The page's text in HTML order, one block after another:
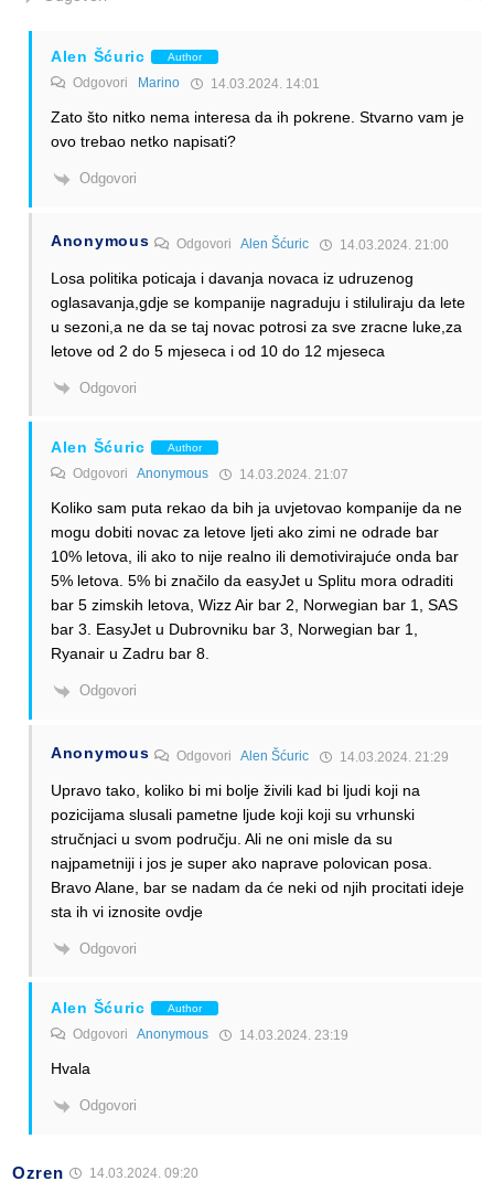
Alen Šćuric Author
Odgovori Marino 14.03.2024. 14:01
Zato što nitko nema interesa da ih pokrene. Stvarno vam je
ovo trebao netko napisati?
Odgovori
Anonymous OdgovoriAlen Šćuric 14.03.2024. 21:00
Losa politika poticaja i davanja novaca iz udruzenog
oglasavanja,gdje se kompanije nagraduju i stiluliraju da lete
u sezoni,a ne da se taj novac potrosi za sve zracne luke,za
letove od 2 do 5 mjeseca i od 10 do 12 mjeseca
Odgovori
Alen Šćuric Author
Odgovori Anonymous 14.03.2024. 21:07
Koliko sam puta rekao da bih ja uvjetovao kompanije da ne
mogu dobiti novac za letove ljeti ako zimi ne odrade bar
10% letova, ili ako to nije realno ili demotivirajuće onda bar
5% letova. 5% bi značilo da easyJet u Splitu mora odraditi
bar 5 zimskih letova, Wizz Air bar 2, Norwegian bar 1, SAS
bar 3. EasyJet u Dubrovniku bar 3, Norwegian bar 1,
Ryanair u Zadru bar 8.
Odgovori
Anonymous OdgovoriAlen Šćuric 14.03.2024. 21:29
Upravo tako, koliko bi mi bolje živili kad bi ljudi koji na
pozicijama slusali pametne ljude koji koji su vrhunski
stručnjaci u svom području. Ali ne oni misle da su
najpametniji i jos je super ako naprave polovican posa.
Bravo Alane, bar se nadam da će neki od njih procitati ideje
sta ih vi iznosite ovdje
Odgovori
Alen Šćuric Author
Odgovori Anonymous 14.03.2024. 23:19
Hvala
Odgovori
Ozren 14.03.2024. 09:20